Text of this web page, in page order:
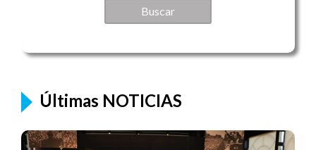
Últimas NOTICIAS